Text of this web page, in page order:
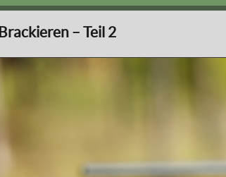
Brackieren – Teil 2